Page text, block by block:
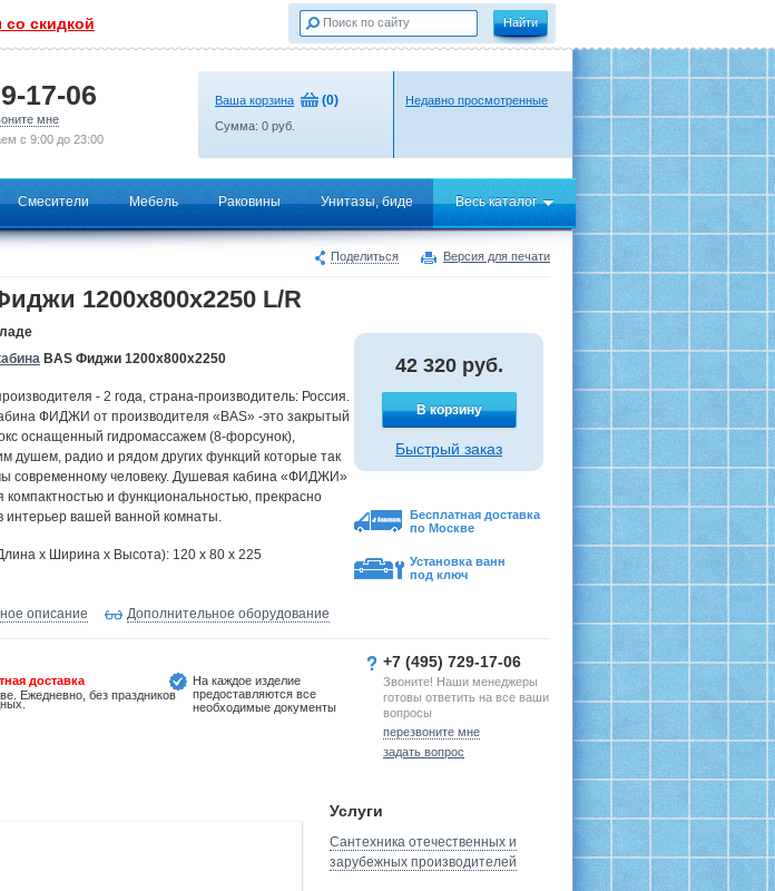
со скидкой
17-06
мне
с 9:00 до 23:00
Ваша корзина (0)
Сумма: 0 руб.
Недавно просмотренные
Смесители Мебель Раковины Унитазы, биде Весь каталог
Поделиться Версия для печати
1200х800х2250 L/R
BAS Фиджи 1200х800х2250
- 2 года, страна-производитель: Россия.
ФИДЖИ от производителя «BAS» -это закрытый
оснащенный гидромассажем (8-форсунок),
душем, радио и рядом других функций которые так
современному человеку. Душевая кабина «ФИДЖИ»
компактностью и функциональностью, прекрасно
интерьер вашей ванной комнаты.
х Ширина х Высота): 120 x 80 x 225
42 320 руб.
В корзину
Быстрый заказ
Бесплатная доставка
по Москве
Установка ванн
под ключ
описание Дополнительное оборудование
доставка
Ежедневно, без праздников
На каждое изделие
предоставляются все
необходимые документы
+7 (495) 729-17-06
Звоните! Наши менеджеры
готовы ответить на все ваши
вопросы
перезвоните мне
задать вопрос
Услуги
Сантехника отечественных и
зарубежных производителей